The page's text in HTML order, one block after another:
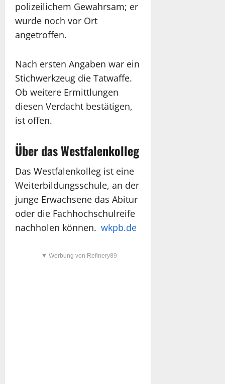
polizeilichem Gewahrsam; er
wurde noch vor Ort
angetroffen.
Nach ersten Angaben war ein
Stichwerkzeug die Tatwaffe.
Ob weitere Ermittlungen
diesen Verdacht bestätigen,
ist offen.
Über das Westfalenkolleg
Das Westfalenkolleg ist eine
Weiterbildungs­schule, an der
junge Erwachsene das Abitur
oder die Fachhochschulreife
nachholen können. wkpb.de
▼ Werbung von Refinery89